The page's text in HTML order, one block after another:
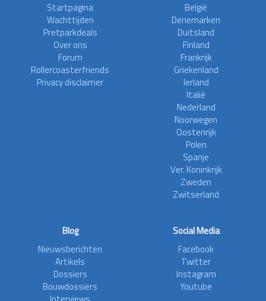
Startpagina
Wachttijden
Pretparkdeals
Over ons
Forum
Rollercoasterfriends
Privacy disclaimer
België
Denemarken
Duitsland
Finland
Frankrijk
Griekenland
Ierland
Italië
Nederland
Noorwegen
Oostenrijk
Polen
Spanje
Ver. Koninkrijk
Zweden
Zwitserland
Blog
Nieuwsberichten
Artikels
Dossiers
Bouwdossiers
Social Media
Facebook
Twitter
Instagram
Youtube